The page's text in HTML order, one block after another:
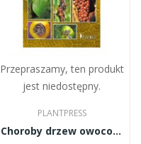
Przepraszamy, ten produkt
jest niedostępny.
PLANTPRESS
Choroby drzew owocowych